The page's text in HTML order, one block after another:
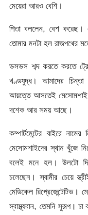
মেয়েরা আরও বেশি।
পিতা বললেন, বেশ করেছ।
তোমার মনটা হল রাজপথের
ভসভস শব্দ করতে করতে
খণ্ডযুদ্ধ। আমাদের
আয়ত্তে আসতেই মেসোমশাই
দশেক আর সময় আছে।
কম্পার্টমেন্টের বাইরে
মেসোমশাইদের স্থান খুঁজে
বলেই মনে হল। উলটো
চলেছেন। স্বামীর চেয়ে
মেডিকেল
স্বাস্থ্যবান, তেমনি সুরূপ। চা